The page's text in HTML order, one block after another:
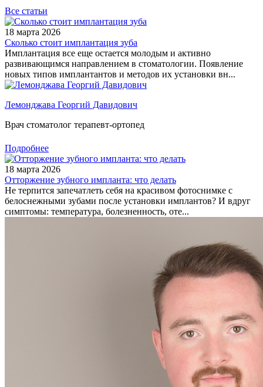
Все статьи
18 марта 2026
Сколько стоит имплантация зуба
Имплантация все еще остается молодым и активно
развивающимся направлением в стоматологии. Появление
новых типов имплантантов и методов их установки вн...
Лемонджава Георгий Давидович
Врач стоматолог терапевт-ортопед
Подробнее
18 марта 2026
Отторжение зубного импланта: что делать
Не терпится запечатлеть себя на красивом фотоснимке с
белоснежными зубами после установки имплантов? И вдруг
симптомы: температура, болезненность, оте...